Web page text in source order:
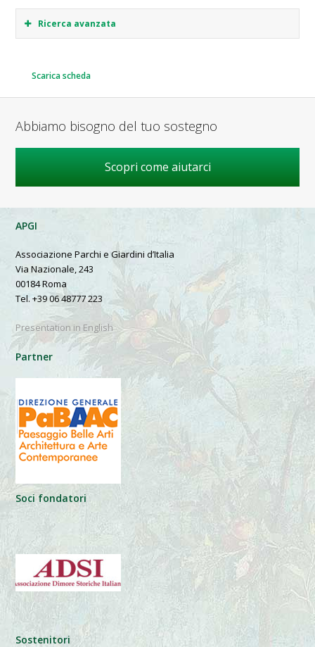
Ricerca avanzata
Scarica scheda
Abbiamo bisogno del tuo sostegno
Scopri come aiutarci
APGI
Associazione Parchi e Giardini d’Italia
Via Nazionale, 243
00184 Roma
Tel. +39 06 48777 223
Presentation in English
Partner
Soci fondatori
Sostenitori